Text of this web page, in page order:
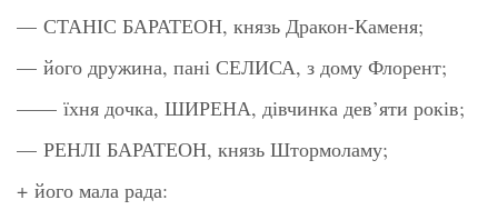
— СТАНІС БАРАТЕОН, князь Дракон-Каменя;
— його дружина, пані СЕЛИСА, з дому Флорент;
—— їхня дочка, ШИРЕНА, дівчинка дев’яти років;
— РЕНЛІ БАРАТЕОН, князь Штормоламу;
+ його мала рада: